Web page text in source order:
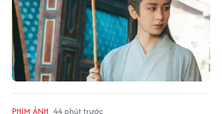
PHIM ẢNH 44 phút trước